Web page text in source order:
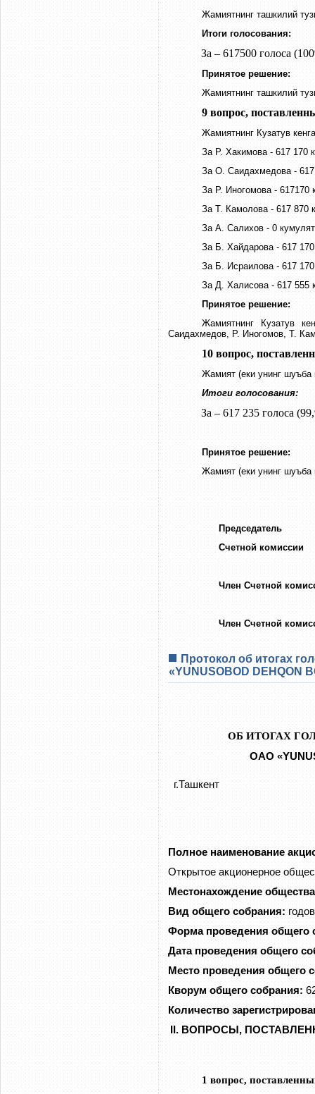
Жамиятнинг ташкилий
Итоги голосования:
За – 617500 голоса
Принятое решение:
Жамиятнинг ташкилий
9 вопрос,
Жамиятнинг Кузатув
За Р. Хакимова - 617 170
За О. Саидахмедова -
За Р. Иногомова - 617170
За Т. Камолова - 617 870
За А. Салихов - 0
За Б. Хайдарова - 617
За Б. Исраилова - 617
За Д. Халисова - 617 555
Принятое решение:
Жамиятнинг Кузатув
Саидахмедов, Р. Иногомов, Т.
10 вопрос,
Жамият (еки унинг шуъба
Итоги голосования:
За – 617 235 голоса
Принятое решение:
Жамият (еки унинг шуъба
Председатель
Счетной
Член
Член
Протокол об итогах
«YUNUSOBOD DEHQON
ОБ ИТОГАХ
ОАО «
г.Ташкент
Полное наименование
Открытое акционерное
Местонахождение
Вид общего собрания:
Форма проведения общего
Дата проведения общего
Место проведения общего
Кворум общего собрания:
Количество
. ВОПРОСЫ,
1 вопрос,